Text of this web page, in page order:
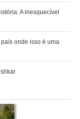
A inesquecível
onde isso é uma